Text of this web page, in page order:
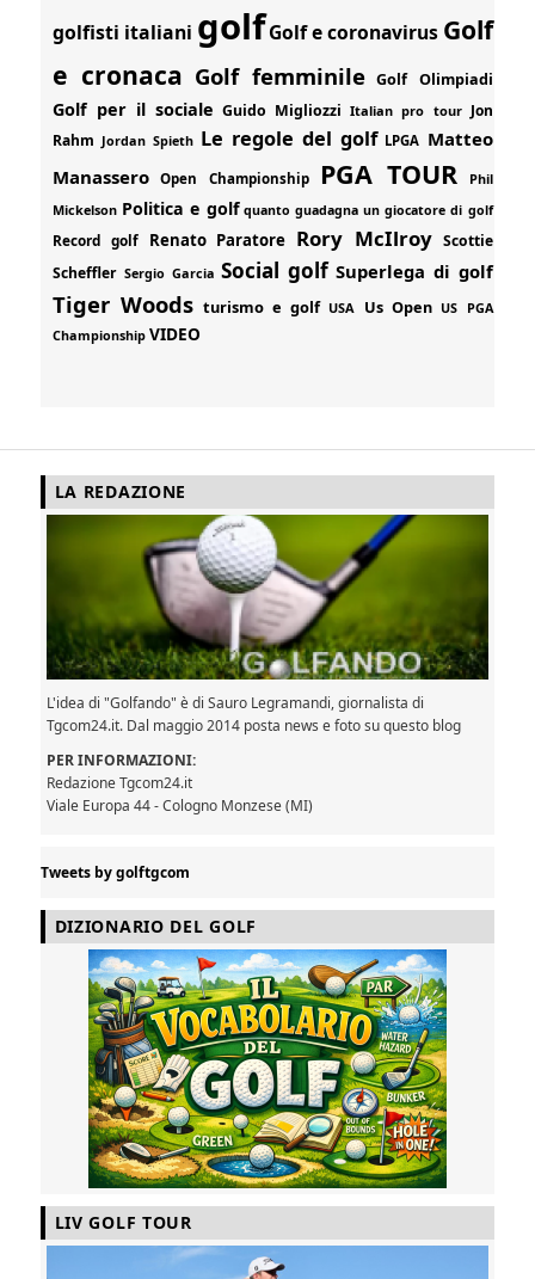
golfisti italiani golf Golf e coronavirus Golf
e cronaca Golf femminile Golf Olimpiadi
Golf per il sociale Guido Migliozzi Italian pro tour Jon
Rahm Jordan Spieth Le regole del golf LPGA Matteo
Manassero
Open Championship PGA TOUR
Phil
Mickelson Politica e golf quanto guadagna un giocatore di golf
Record golf Renato Paratore Rory McIlroy Scottie
Scheffler Sergio Garcia Social golf Superlega di golf
Tiger Woods turismo e golf USA Us Open US PGA
Championship VIDEO
LA REDAZIONE
L'idea di "Golfando" è di Sauro Legramandi, giornalista di
Tgcom24.it. Dal maggio 2014 posta news e foto su questo blog
PER INFORMAZIONI:
Redazione Tgcom24.it
Viale Europa 44 - Cologno Monzese (MI)
Tweets by golftgcom
DIZIONARIO DEL GOLF
LIV GOLF TOUR